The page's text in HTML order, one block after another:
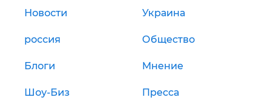
Новости Украина
россия Общество
Блоги Мнение
Шоу-Биз Пресса